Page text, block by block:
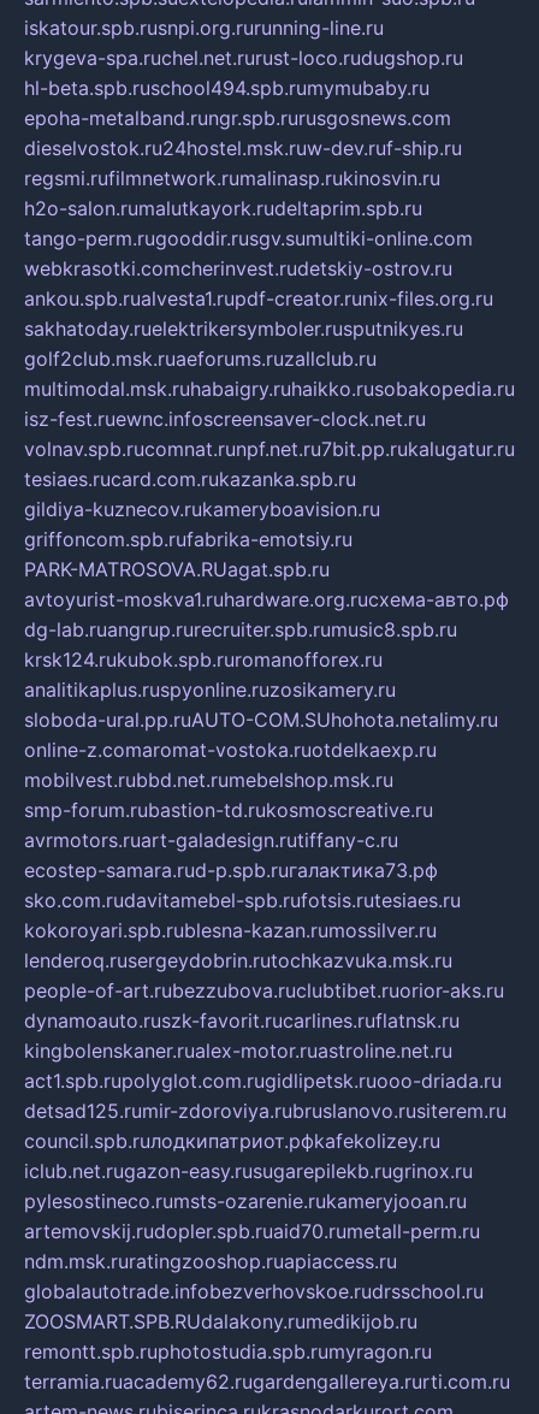
iskatour.spb.rusnpi.org.rurunning-line.ru
krygeva-spa.ruchel.net.rurust-loco.rudugshop.ru
hl-beta.spb.ruschool494.spb.rumymubaby.ru
epoha-metalband.rungr.spb.rurusgosnews.com
dieselvostok.ru24hostel.msk.ruw-dev.ruf-ship.ru
regsmi.rufilmnetwork.rumalinasp.rukinosvin.ru
h2o-salon.rumalutkayork.rudeltaprim.spb.ru
tango-perm.rugooddir.rusgv.sumultiki-online.com
webkrasotki.comcherinvest.rudetskiy-ostrov.ru
ankou.spb.rualvesta1.rupdf-creator.runix-files.org.ru
sakhatoday.ruelektrikersymboler.rusputnikyes.ru
golf2club.msk.ruaeforums.ruzallclub.ru
multimodal.msk.ruhabaigry.ruhaikko.rusobakopedia.ru
isz-fest.ruewnc.infoscreensaver-clock.net.ru
volnav.spb.rucomnat.runpf.net.ru7bit.pp.rukalugatur.ru
tesiaes.rucard.com.rukazanka.spb.ru
gildiya-kuznecov.rukameryboavision.ru
griffoncom.spb.rufabrika-emotsiy.ru
PARK-MATROSOVA.RUagat.spb.ru
avtoyurist-moskva1.ruhardware.org.ruсхема-авто.рф
dg-lab.ruangrup.rurecruiter.spb.rumusic8.spb.ru
krsk124.rukubok.spb.ruromanofforex.ru
analitikaplus.ruspyonline.ruzosikamery.ru
sloboda-ural.pp.ruAUTO-COM.SUhohota.netalimy.ru
online-z.comaromat-vostoka.ruotdelkaexp.ru
mobilvest.rubbd.net.rumebelshop.msk.ru
smp-forum.rubastion-td.rukosmoscreative.ru
avrmotors.ruart-galadesign.rutiffany-c.ru
ecostep-samara.rud-p.spb.ruгалактика73.рф
sko.com.rudavitamebel-spb.rufotsis.rutesiaes.ru
kokoroyari.spb.rublesna-kazan.rumossilver.ru
lenderoq.rusergeydobrin.rutochkazvuka.msk.ru
people-of-art.rubezzubova.ruclubtibet.ruorior-aks.ru
dynamoauto.ruszk-favorit.rucarlines.ruflatnsk.ru
kingbolenskaner.rualex-motor.ruastroline.net.ru
act1.spb.rupolyglot.com.rugidlipetsk.ruooo-driada.ru
detsad125.rumir-zdoroviya.rubruslanovo.rusiterem.ru
council.spb.ruлодкипатриот.рфkafekolizey.ru
iclub.net.rugazon-easy.rusugarepilekb.rugrinox.ru
pylesostineco.rumsts-ozarenie.rukameryjooan.ru
artemovskij.rudopler.spb.ruaid70.rumetall-perm.ru
ndm.msk.ruratingzooshop.ruapiaccess.ru
globalautotrade.infobezverhovskoe.rudrsschool.ru
ZOOSMART.SPB.RUdalakony.rumedikijob.ru
remontt.spb.ruphotostudia.spb.rumyragon.ru
terramia.ruacademy62.rugardengallereya.rurti.com.ru